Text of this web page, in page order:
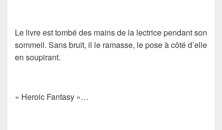
Le livre est tombé des mains de la lectrice pendant son
sommeil. Sans bruit, il le ramasse, le pose à côté d’elle
en soupirant.
« Heroic Fantasy »…